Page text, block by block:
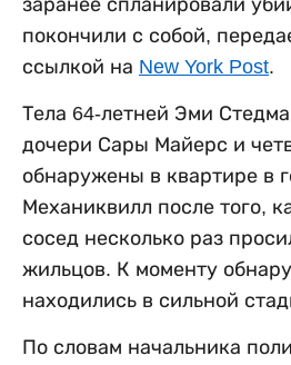
покончили с собой,
ссылкой на New York Post.
Тела 64-летней Эми
дочери Сары Майерс и
обнаружены в квартире в
Механиквилл после того,
сосед несколько раз
жильцов. К моменту
находились в сильной
По словам начальника